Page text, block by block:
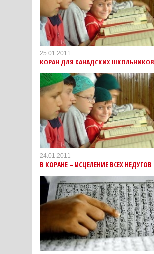
25.01.2011
КОРАН ДЛЯ КАНАДСКИХ ШКОЛЬНИКОВ
24.01.2011
В КОРАНЕ – ИСЦЕЛЕНИЕ ВСЕХ НЕДУГОВ